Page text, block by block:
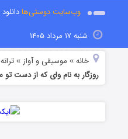
وب‌سایت دوستی‌ها
شنبه ۱۷ مرداد ۱۴۰۵
خانه » موسیقی و آواز »ترانه
روزگار به نام وای که از دست تو